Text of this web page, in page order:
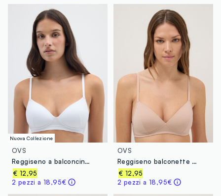
Nuova Collezione
OVS
Reggiseno a balconcino in cotone elasticizzato bianco
€ 12,95
2 pezzi a 18,95€
OVS
Reggiseno balconette beige con imbottitura
€ 12,95
2 pezzi a 18,95€